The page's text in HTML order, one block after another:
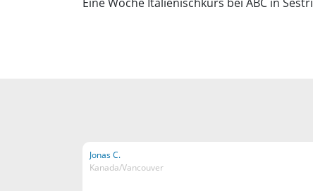
Jonas C.
Kanada/Vancouver